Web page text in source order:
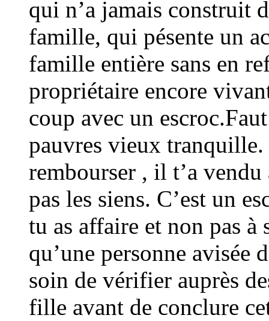
qui n’a jamais construit
famille, qui pésente un
famille entière sans en
propriétaire encore
coup avec un
pauvres vieux tranquille.
rembourser , il t’a
pas les siens. C’est un
tu as affaire et non pas à
qu’une personne avisée
soin de vérifier auprès
fille avant de conclure